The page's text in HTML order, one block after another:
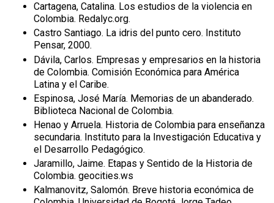
Cartagena, Catalina. Los estudios de la violencia en
Colombia. Redalyc.org.
Castro Santiago. La idris del punto cero. Instituto
Pensar, 2000.
Dávila, Carlos. Empresas y empresarios en la historia
de Colombia. Comisión Económica para América
Latina y el Caribe.
Espinosa, José María. Memorias de un abanderado.
Biblioteca Nacional de Colombia.
Henao y Arruela. Historia de Colombia para enseñanza
secundaria. Instituto para la Investigación Educativa y
el Desarrollo Pedagógico.
Jaramillo, Jaime. Etapas y Sentido de la Historia de
Colombia. geocities.ws
Kalmanovitz, Salomón. Breve historia económica de